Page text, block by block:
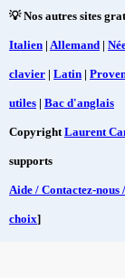
💡 Nos autres sites
Italien | Allemand |
clavier | Latin |
utiles | Bac d'anglais
CopyrightLaurent
supports
Aide / Contactez-
choix]